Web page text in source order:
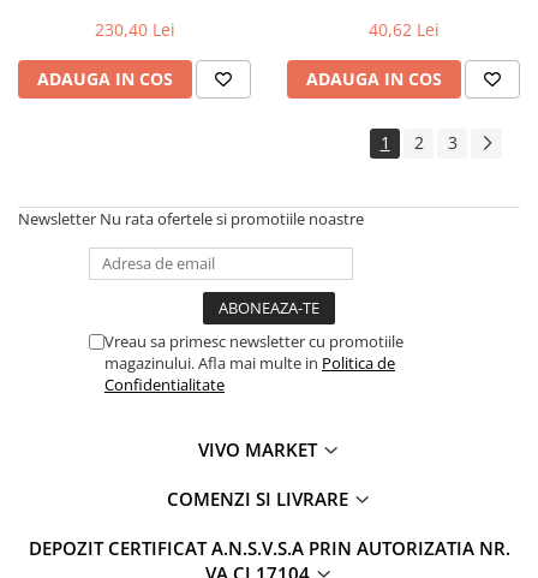
230,40 Lei
ADAUGA IN COS
40,62 Lei
ADAUGA IN COS
1 2 3
Newsletter Nu rata ofertele si promotiile noastre
Vreau sa primesc newsletter cu promotiile
magazinului. Afla mai multe in Politica de
Confidentialitate
VIVO MARKET
COMENZI SI LIVRARE
DEPOZIT CERTIFICAT A.N.S.V.S.A PRIN AUTORIZATIA NR.